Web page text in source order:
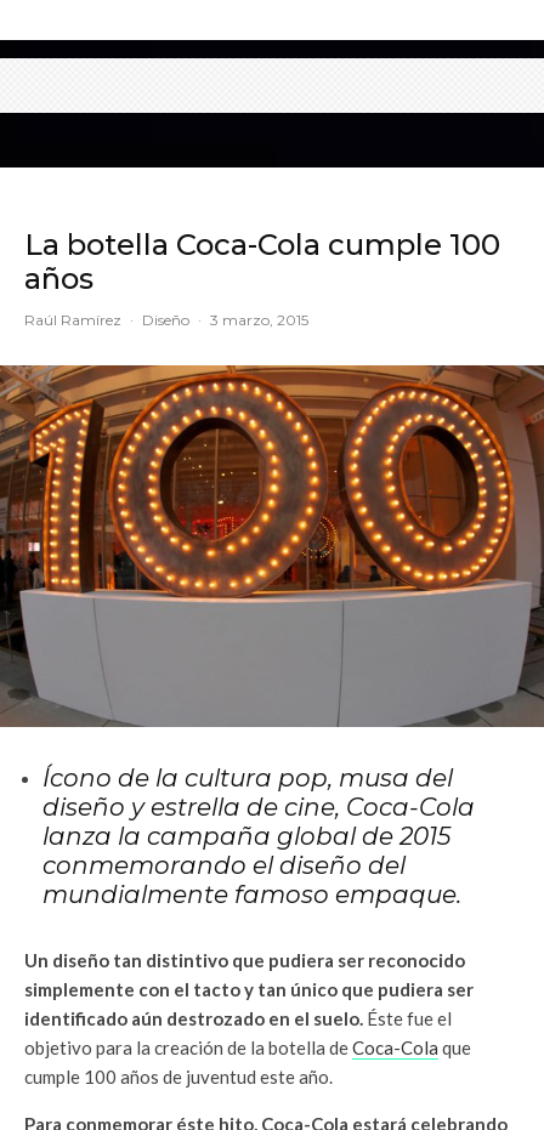
La botella Coca-Cola cumple 100
años
Raúl Ramírez · Diseño · 3 marzo, 2015
Ícono de la cultura pop, musa del
diseño y estrella de cine, Coca-Cola
lanza la campaña global de 2015
conmemorando el diseño del
mundialmente famoso empaque.
Un diseño tan distintivo que pudiera ser reconocido
simplemente con el tacto y tan único que pudiera ser
identificado aún destrozado en el suelo. Éste fue el
objetivo para la creación de la botella deCoca-Cola que
cumple 100 años de juventud este año.
Para conmemorar éste hito, Coca-Cola estará celebrando